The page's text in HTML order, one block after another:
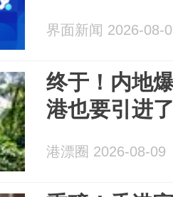
界面新闻 2026-08-
终于！内地
港也要引进
港漂圈 2026-08-09